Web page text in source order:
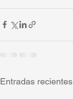
Entradas recientes